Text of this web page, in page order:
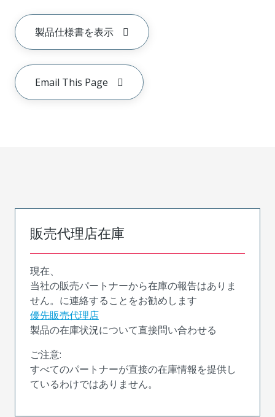
製品仕様書を表示
Email This Page
販売代理店在庫
現在、
当社の販売パートナーから在庫の報告はありま
せん。に連絡することをお勧めします
優先販売代理店
製品の在庫状況について直接問い合わせる
ご注意:
すべてのパートナーが直接の在庫情報を提供し
ているわけではありません。